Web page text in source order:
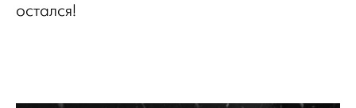
остался!